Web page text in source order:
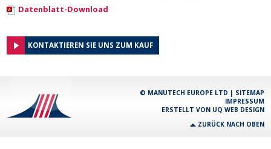
Datenblatt-Download
KONTAKTIEREN SIE UNS ZUM KAUF
© MANUTECH EUROPE LTD | SITEMAP
IMPRESSUM
ERSTELLT VON UQ WEB DESIGN
ZURÜCK NACH OBEN